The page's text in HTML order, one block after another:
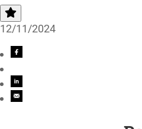
12/11/2024